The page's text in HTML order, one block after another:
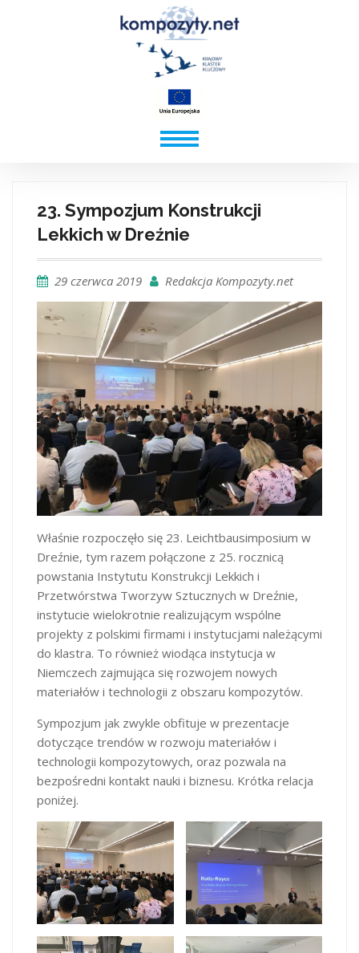
23. Sympozjum Konstrukcji
Lekkich w Dreźnie
29 czerwca 2019 Redakcja Kompozyty.net
Właśnie rozpoczęło się 23. Leichtbausimposium w
Dreźnie, tym razem połączone z 25. rocznicą
powstania Instytutu Konstrukcji Lekkich i
Przetwórstwa Tworzyw Sztucznych w Dreźnie,
instytucie wielokrotnie realizującym wspólne
projekty z polskimi firmami i instytucjami należącymi
do klastra. To również wiodąca instytucja w
Niemczech zajmująca się rozwojem nowych
materiałów i technologii z obszaru kompozytów.
Sympozjum jak zwykle obfituje w prezentacje
dotyczące trendów w rozwoju materiałów i
technologii kompozytowych, oraz pozwala na
bezpośredni kontakt nauki i biznesu. Krótka relacja
poniżej.